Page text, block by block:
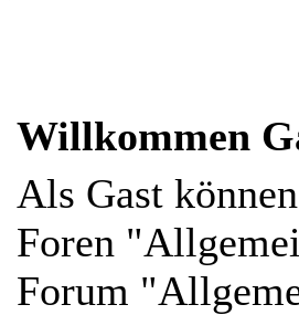
Willkommen
Als Gast
Foren
Forum